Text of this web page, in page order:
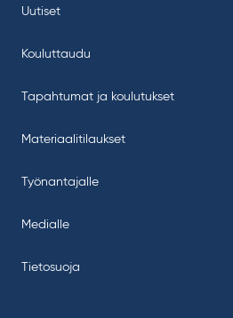
Uutiset
Kouluttaudu
Tapahtumat ja koulutukset
Materiaalitilaukset
Työnantajalle
Medialle
Tietosuoja